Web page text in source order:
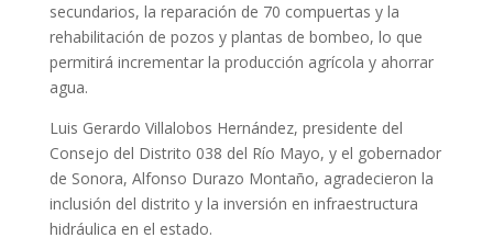
secundarios, la reparación de 70 compuertas y la
rehabilitación de pozos y plantas de bombeo, lo que
permitirá incrementar la producción agrícola y ahorrar
agua.
Luis Gerardo Villalobos Hernández, presidente del
Consejo del Distrito 038 del Río Mayo, y el gobernador
de Sonora, Alfonso Durazo Montaño, agradecieron la
inclusión del distrito y la inversión en infraestructura
hidráulica en el estado.